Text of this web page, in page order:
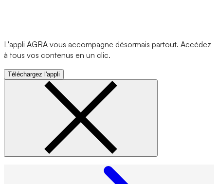
L'appli AGRA vous accompagne désormais partout. Accédez
à tous vos contenus en un clic.
Téléchargez l'appli